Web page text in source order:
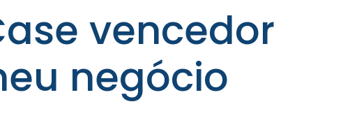
vencedor
negócio